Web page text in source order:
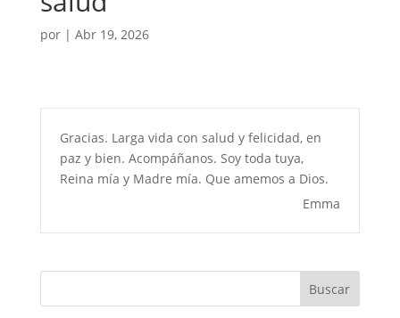
por | Abr 19, 2026
Gracias. Larga vida con salud y felicidad, en
paz y bien. Acompáñanos. Soy toda tuya,
Reina mía y Madre mía. Que amemos a Dios.
Emma
Buscar